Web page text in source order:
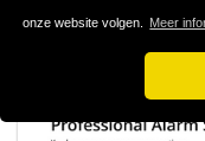
onze website volgen. Meer